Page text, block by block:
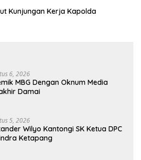
Kunjungan Kerja Kapolda
6, 2026
MBG Dengan Oknum Media
Damai
5, 2026
Wilyo Kantongi SK Ketua DPC
Ketapang